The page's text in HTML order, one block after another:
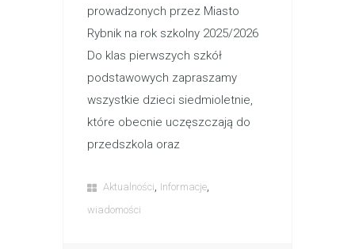
prowadzonych przez Miasto
Rybnik na rok szkolny 2025/2026
Do klas pierwszych szkół
podstawowych zapraszamy
wszystkie dzieci siedmioletnie,
które obecnie uczęszczają do
przedszkola oraz
Aktualności, Informacje,
wiadomości